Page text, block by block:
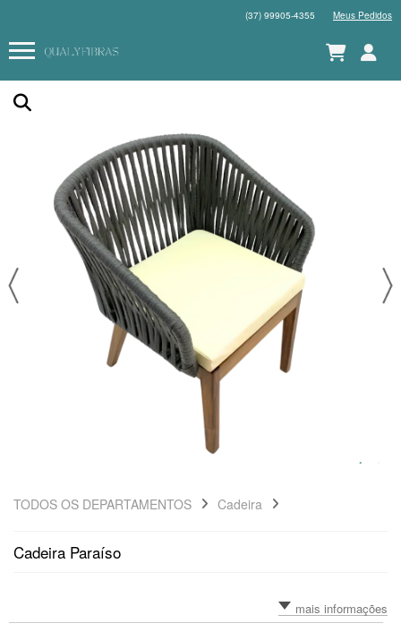
(37) 99905-4355 Meus Pedidos
TODOS OS DEPARTAMENTOS Cadeira
Cadeira Paraíso
mais informações